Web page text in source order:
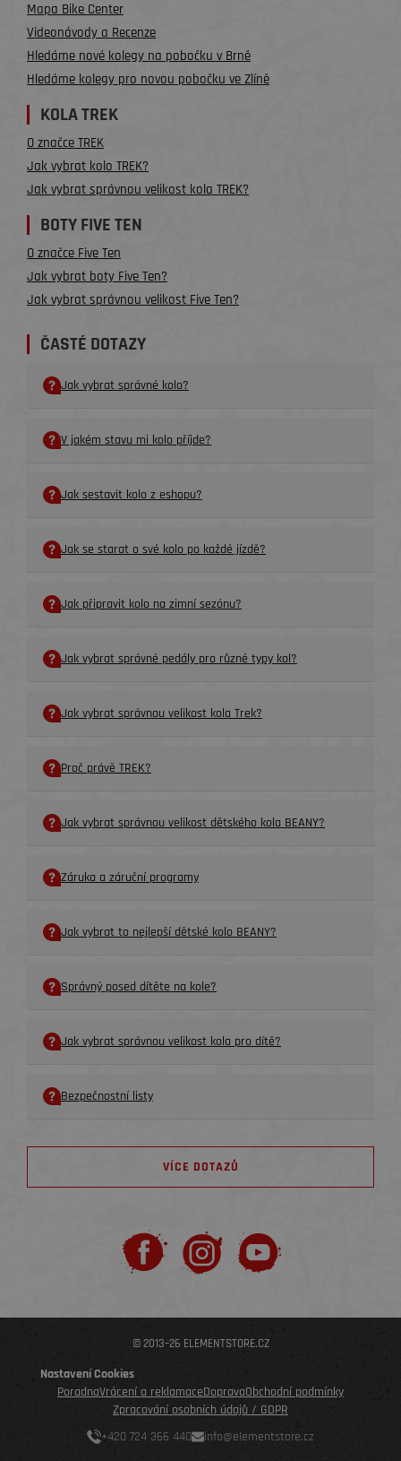
Mapa Bike Center
Videonávody a Recenze
Hledáme nové kolegy na pobočku v Brně
Hledáme kolegy pro novou pobočku ve Zlíně
KOLA TREK
O značce TREK
Jak vybrat kolo TREK?
Jak vybrat správnou velikost kola TREK?
BOTY FIVE TEN
O značce Five Ten
Jak vybrat boty Five Ten?
Jak vybrat správnou velikost Five Ten?
ČASTÉ DOTAZY
Jak vybrat správné kolo?
V jakém stavu mi kolo příjde?
Jak sestavit kolo z eshopu?
Jak se starat o své kolo po každé jízdě?
Jak připravit kolo na zimní sezónu?
Jak vybrat správné pedály pro různé typy kol?
Jak vybrat správnou velikost kola Trek?
Proč právě TREK?
Jak vybrat správnou velikost dětského kola BEANY?
Záruka a záruční programy
Jak vybrat to nejlepší dětské kolo BEANY?
Správný posed dítěte na kole?
Jak vybrat správnou velikost kola pro dítě?
Bezpečnostní listy
VÍCE DOTAZŮ
© 2013–26 ELEMENTSTORE.CZ
Nastavení Cookies
PoradnaVrácení a reklamaceDopravaObchodní podmínky
Zpracování osobních údajů / GDPR
+420 724 366 440
info@elementstore.cz